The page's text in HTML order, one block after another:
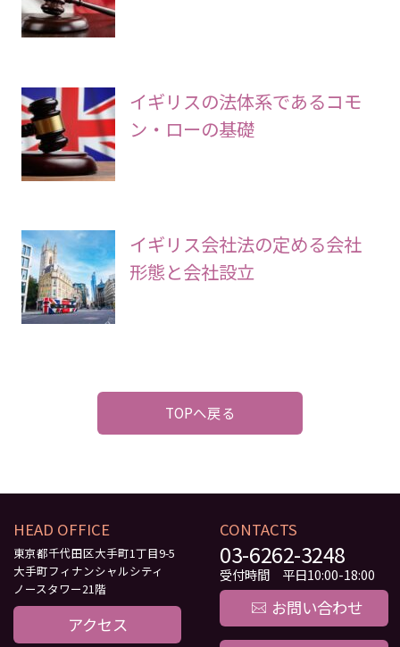
イギリスの法体系であるコモ
ン・ローの基礎
イギリス会社法の定める会社
形態と会社設立
TOPへ戻る
HEAD OFFICE
東京都千代田区大手町1丁目9-5
大手町フィナンシャルシティ
ノースタワー21階
アクセス
CONTACTS
03-6262-3248
受付時間 平日10:00-18:00
お問い合わせ